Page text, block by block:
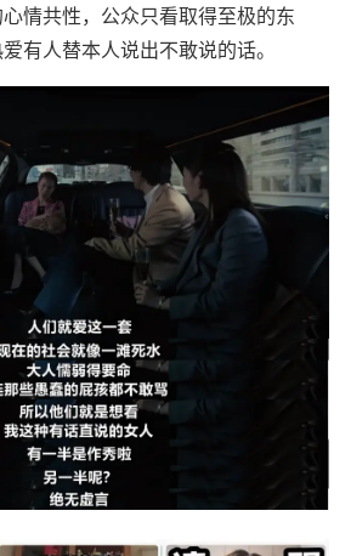
共性，公众只看取得至极的东
有人替本人说出不敢说的话。